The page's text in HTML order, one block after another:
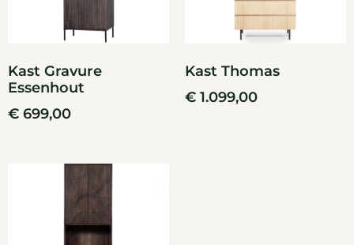
Kast Gravure
Essenhout
€ 699,00
Kast Thomas
€ 1.099,00